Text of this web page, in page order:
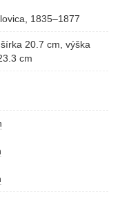
1835–1877
20.7 cm, výška
cm